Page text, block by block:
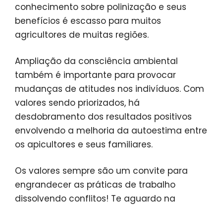
conhecimento sobre polinização e seus
benefícios é escasso para muitos
agricultores de muitas regiões.
Ampliação da consciência ambiental
também é importante para provocar
mudanças de atitudes nos indivíduos. Com
valores sendo priorizados, há
desdobramento dos resultados positivos
envolvendo a melhoria da autoestima entre
os apicultores e seus familiares.
Os valores sempre são um convite para
engrandecer as práticas de trabalho
dissolvendo conflitos! Te aguardo na